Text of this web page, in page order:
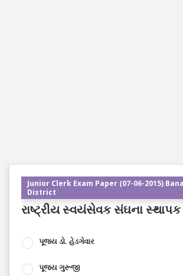
Junior Clerk Exam Paper (07-06-2015)
District
રાષ્ટ્રીય સ્વયંસેવક સંઘના સ્થાપક
પૂજ્ય ડો. હેડગેવાર
પૂજ્ય ગુરૂજી